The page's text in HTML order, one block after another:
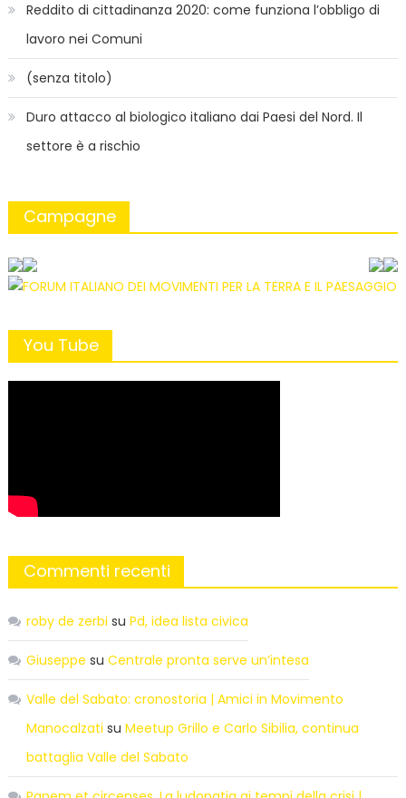
Reddito di cittadinanza 2020: come funziona l’obbligo di
lavoro nei Comuni
(senza titolo)
Duro attacco al biologico italiano dai Paesi del Nord. Il
settore è a rischio
Campagne
You Tube
Commenti recenti
roby de zerbi su Pd, idea lista civica
Giuseppe su Centrale pronta serve un’intesa
Valle del Sabato: cronostoria | Amici in Movimento
Manocalzati su Meetup Grillo e Carlo Sibilia, continua
battaglia Valle del Sabato